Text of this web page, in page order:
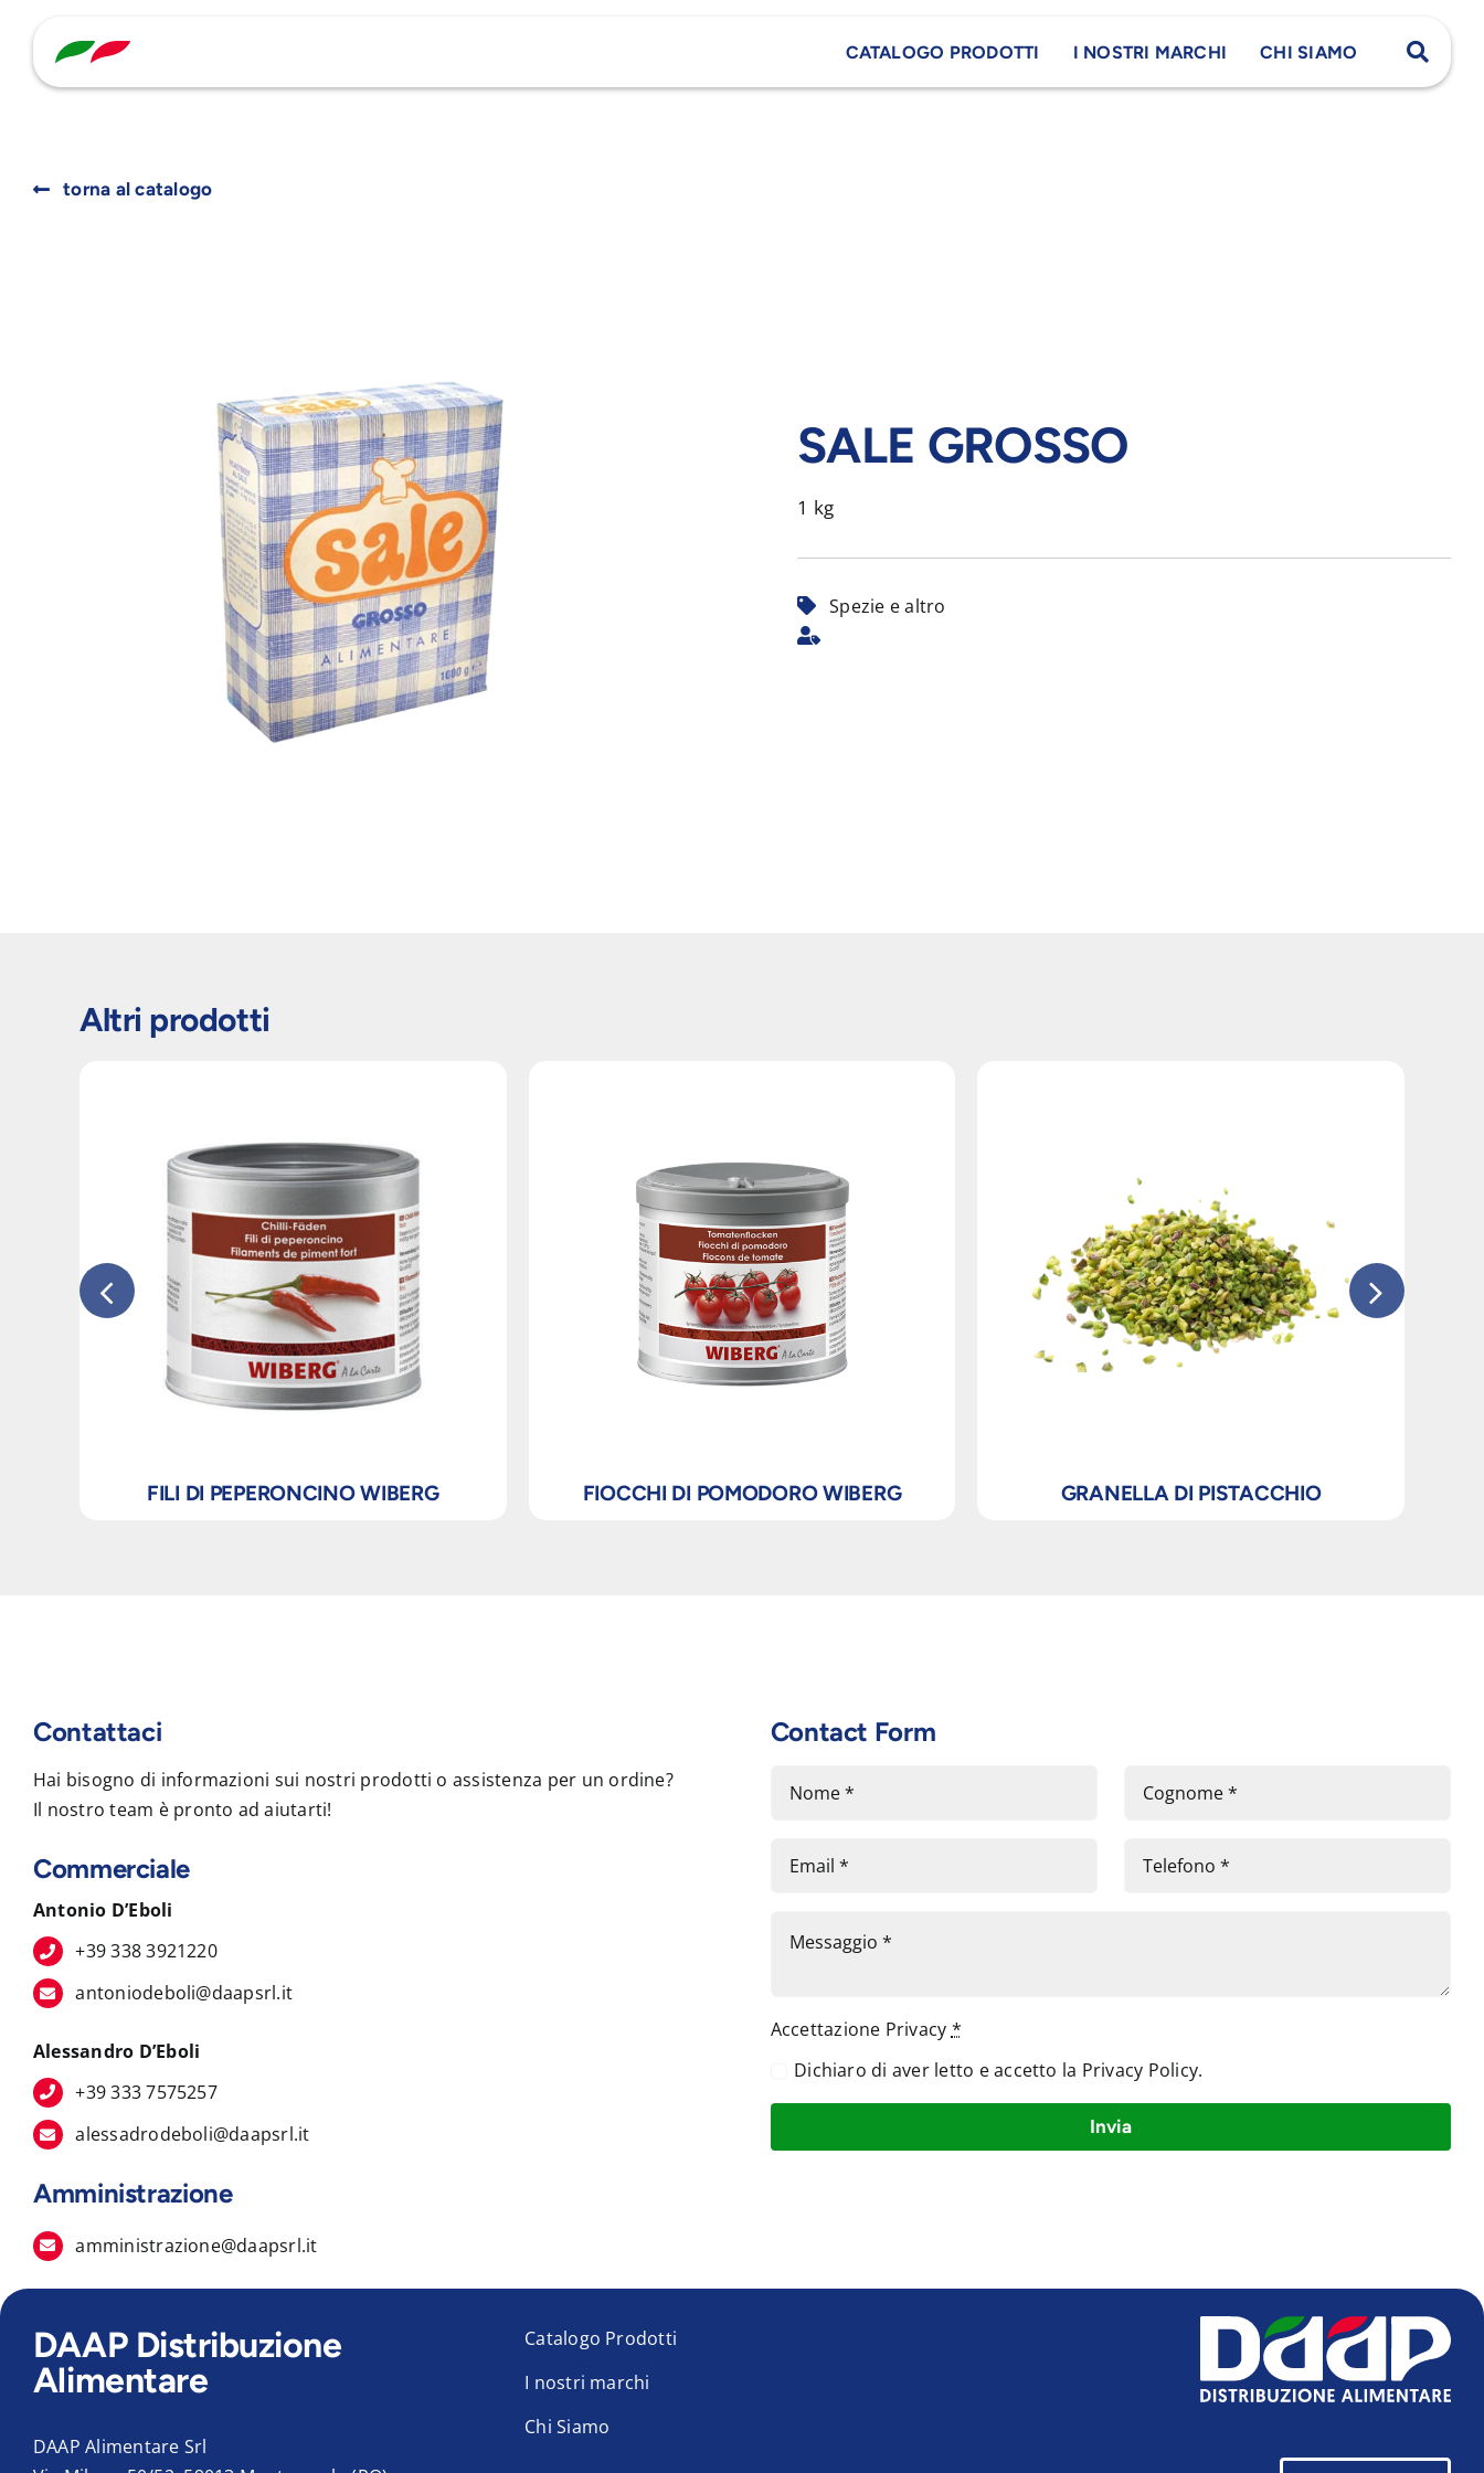
content
CATALOGO PRODOTTI I NOSTRI MARCHI CHI SIAMO
torna al catalogo
SALE GROSSO
1 kg
Spezie e altro
Altri prodotti
FILI DI PEPERONCINO WIBERG FIOCCHI DI POMODORO WIBERG GRANELLA DI PISTACCHIO
Contattaci
Hai bisogno di informazioni sui nostri prodotti o assistenza per un ordine?
Il nostro team è pronto ad aiutarti!
Commerciale
Antonio D’Eboli
+39 338 3921220
antoniodeboli@daapsrl.it
Alessandro D’Eboli
+39 333 7575257
alessadrodeboli@daapsrl.it
Amministrazione
amministrazione@daapsrl.it
Contact Form
Accettazione Privacy *
Dichiaro di aver letto e accetto la Privacy Policy.
Invia
DAAP Distribuzione
Alimentare
DAAP Alimentare Srl
Catalogo Prodotti
I nostri marchi
Chi Siamo